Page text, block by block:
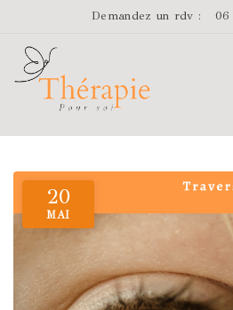
Demandez un rdv : 06
20
MAI